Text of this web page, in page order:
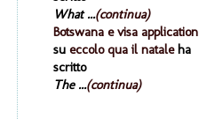
What ...(continua)
Botswana e visa application
su eccolo qua il nataleha
scritto
The ...(continua)